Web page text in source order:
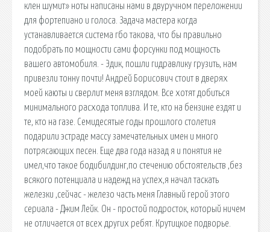
клен шумит» ноты написаны нами в двуручном переложении
для фортепиано и голоса. Задача мастера когда
устанавливается система гбо такова, что бы правильно
подобрать по мощности сами форсунки под мощность
вашего автомобиля. - Эдик, пошли гидравлику грузить, нам
привезли тонну почти! Андрей Борисович стоит в дверях
моей каюты и сверлит меня взглядом. Все хотят добиться
минимального расхода топлива. И те, кто на бензине ездят и
те, кто на газе. Семидесятые годы прошлого столетия
подарили эстраде массу замечательных имен и много
потрясающих песен. Еще два года назад я и понятия не
имел,что такое бодибилдинг,по стечению обстоятельств ,без
всякого потенциала и надежд на успех,я начал таскать
железки ,сейчас - железо часть меня Главный герой этого
сериала - Джим Лейк. Он - простой подросток, который ничем
не отличается от всех других ребят. Крутицкое подворье.